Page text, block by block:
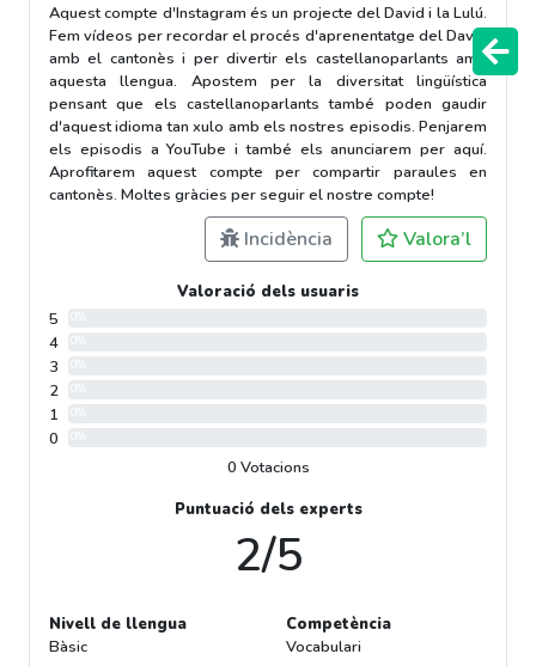
Aquest compte d'Instagram és un projecte del David i la Lulú.
Fem vídeos per recordar el procés d'aprenentatge del David
amb el cantonès i per divertir els castellanoparlants amb
aquesta llengua. Apostem per la diversitat lingüística
pensant que els castellanoparlants també poden gaudir
d'aquest idioma tan xulo amb els nostres episodis. Penjarem
els episodis a YouTube i també els anunciarem per aquí.
Aprofitarem aquest compte per compartir paraules en
cantonès. Moltes gràcies per seguir el nostre compte!
Incidència Valora’l
Valoració dels usuaris
5
4
3
2
1
0
0 Votacions
Puntuació dels experts
2/5
Nivell de llengua
Bàsic
Competència
Vocabulari